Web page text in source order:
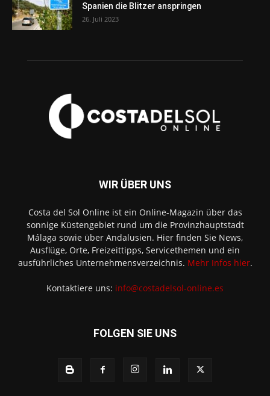
Spanien die Blitzer anspringen
26. Juli 2023
WIR ÜBER UNS
Costa del Sol Online ist ein Online-Magazin über das
sonnige Küstengebiet rund um die Provinzhauptstadt
Málaga sowie über Andalusien. Hier finden Sie News,
Ausflüge, Orte, Freizeittipps, Servicethemen und ein
ausführliches Unternehmensverzeichnis. Mehr Infos hier.
Kontaktiere uns: info@costadelsol-online.es
FOLGEN SIE UNS